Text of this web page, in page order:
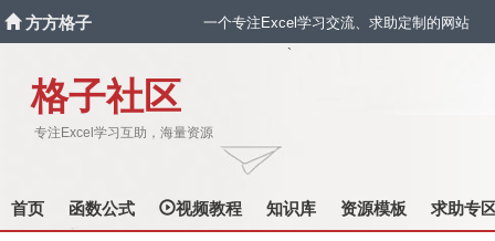
方方格子 一个专注Excel学习交流、求助定制的网站
格子社区
专注Excel学习互助，海量资源
`
首页 函数公式 视频教程 知识库 资源模板 求助专